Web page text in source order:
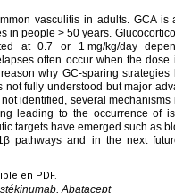
vasculitis in adults. GCA is
in people > 50 years.
at 0.7 or 1 mg/kg/day
often occur when the
why GC-sparing
not fully understood but major
identified, several
leading to the occurrence of
targets have emerged such as
pathways and in the next
en PDF.
Abatacept